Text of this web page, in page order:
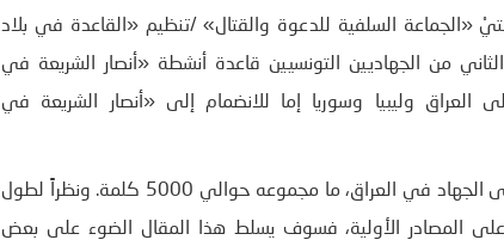
«الجماعة السلفية للدعوة والقتال» /تنظيم «القاعدة في بلاد
من الجهاديين التونسيين قاعدة أنشطة «أنصار الشريعة في
الأجانب إلى العراق وليبيا وسوريا إما للانضمام إلى «أنصار الشريعة في
ويقدم كتابي الكثير من التفاصيل عن التونسيين الذين انضموا إلى الجهاد في العراق، ما مجموعه حوالي 5000 كلمة. ونظراً لطول
المصادر الأولية، فسوف يسلط هذا المقال الضوء على بعض